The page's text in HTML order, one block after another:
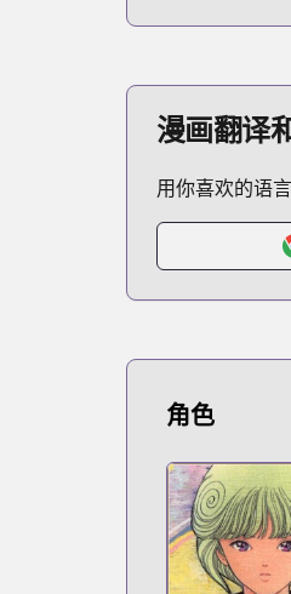
https://
https://
Official
https://
漫画翻译
用你喜欢的语
角色